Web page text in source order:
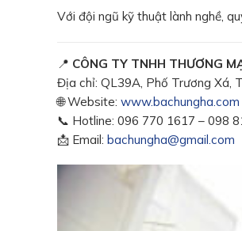
Với đội ngũ kỹ thuật lành nghề,
📍 CÔNG TY TNHH THƯƠNG
Địa chỉ: QL39A, Phố Trương Xá,
🌐 Website: www.bachungha.com
📞 Hotline: 096 770 1617 – 098
📩 Email: bachungha@gmail.com